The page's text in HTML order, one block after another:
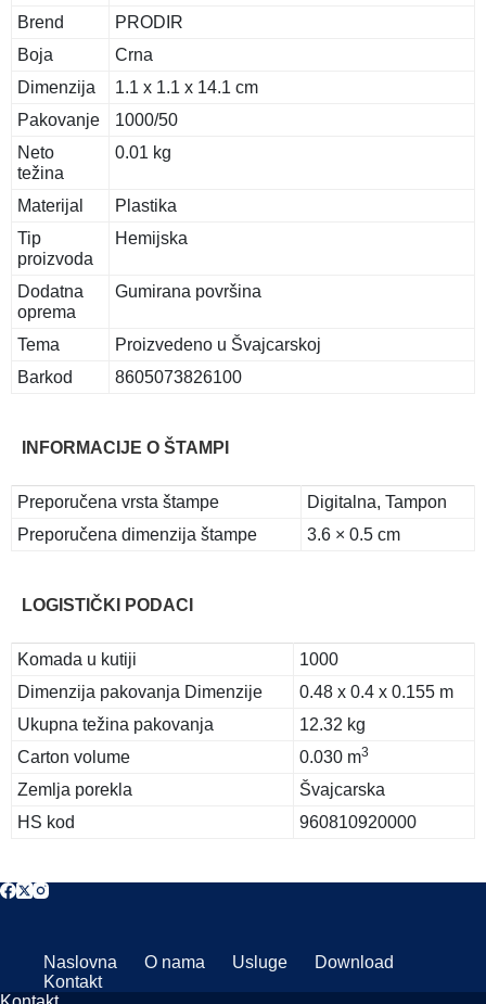
Brend
PRODIR
Boja
Crna
Dimenzija
1.1 x 1.1 x 14.1 cm
Pakovanje
1000/50
Neto
težina
0.01 kg
Materijal
Plastika
Tip
proizvoda
Hemijska
Dodatna
oprema
Gumirana površina
Tema
Proizvedeno u Švajcarskoj
Barkod
8605073826100
INFORMACIJE O ŠTAMPI
Preporučena vrsta štampe
Digitalna, Tampon
Preporučena dimenzija štampe
3.6 × 0.5 cm
LOGISTIČKI PODACI
Komada u kutiji
1000
Dimenzija pakovanja Dimenzije
0.48 x 0.4 x 0.155 m
Ukupna težina pakovanja
12.32 kg
Carton volume
0.030 m3
Zemlja porekla
Švajcarska
HS kod
960810920000
Naslovna O nama Usluge
Download
Kontakt